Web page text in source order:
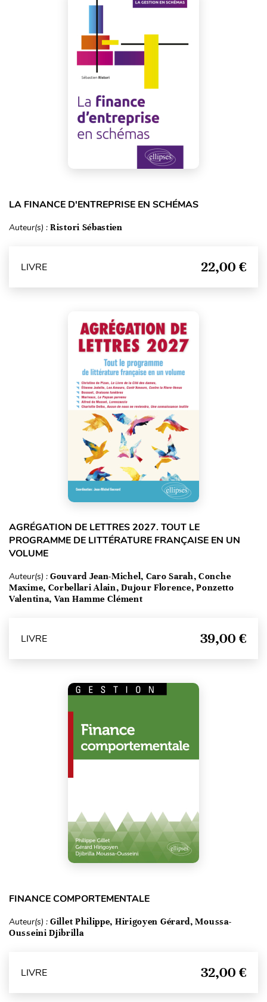
LA FINANCE D'ENTREPRISE EN SCHÉMAS
Auteur(s) : Ristori Sébastien
LIVRE 22,00 €
AGRÉGATION DE LETTRES 2027. TOUT LE
PROGRAMME DE LITTÉRATURE FRANÇAISE EN UN
VOLUME
Auteur(s) : Gouvard Jean-Michel, Caro Sarah, Conche
Maxime, Corbellari Alain, Dujour Florence, Ponzetto
Valentina, Van Hamme Clément
LIVRE 39,00 €
FINANCE COMPORTEMENTALE
Auteur(s) : Gillet Philippe, Hirigoyen Gérard, Moussa-
Ousseini Djibrilla
LIVRE 32,00 €